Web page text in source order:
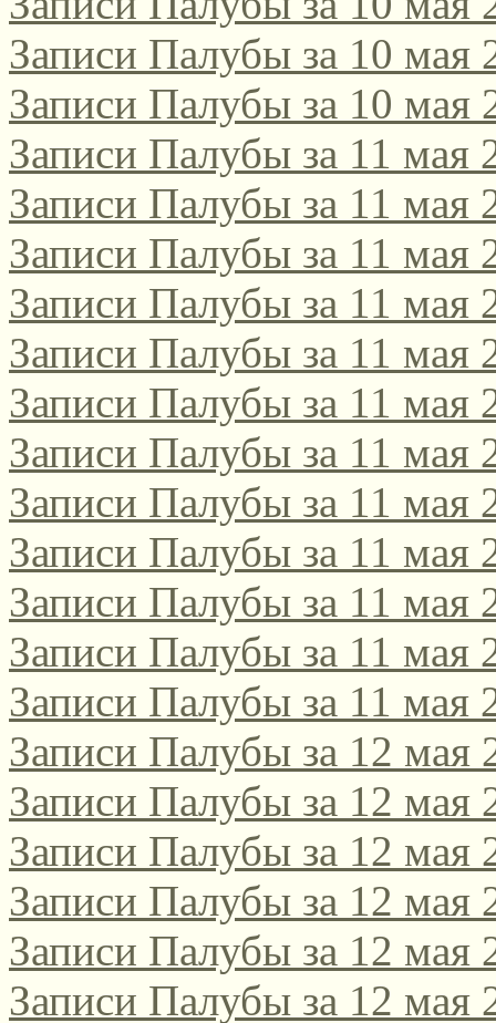
Записи Палубы за 10 мая
Записи Палубы за 10 мая
Записи Палубы за 11 мая
Записи Палубы за 11 мая
Записи Палубы за 11 мая
Записи Палубы за 11 мая
Записи Палубы за 11 мая
Записи Палубы за 11 мая
Записи Палубы за 11 мая
Записи Палубы за 11 мая
Записи Палубы за 11 мая
Записи Палубы за 11 мая
Записи Палубы за 11 мая
Записи Палубы за 11 мая
Записи Палубы за 12 мая
Записи Палубы за 12 мая
Записи Палубы за 12 мая
Записи Палубы за 12 мая
Записи Палубы за 12 мая
Записи Палубы за 12 мая